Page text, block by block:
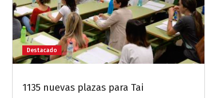
Destacado
1135 nuevas plazas para Tai